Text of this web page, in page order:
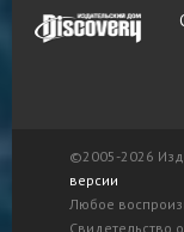
©2005-2026
версии
Любое
Свидетельство